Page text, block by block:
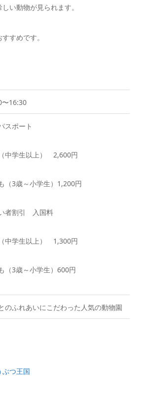
い動物が見られます。
すめです。
〜16:30
スポート
中学生以上） 2,600円
（3歳～小学生）1,200円
者割引 入国料
中学生以上） 1,300円
（3歳～小学生）600円
のふれあいにこだわった人気の動物園
ぶつ王国